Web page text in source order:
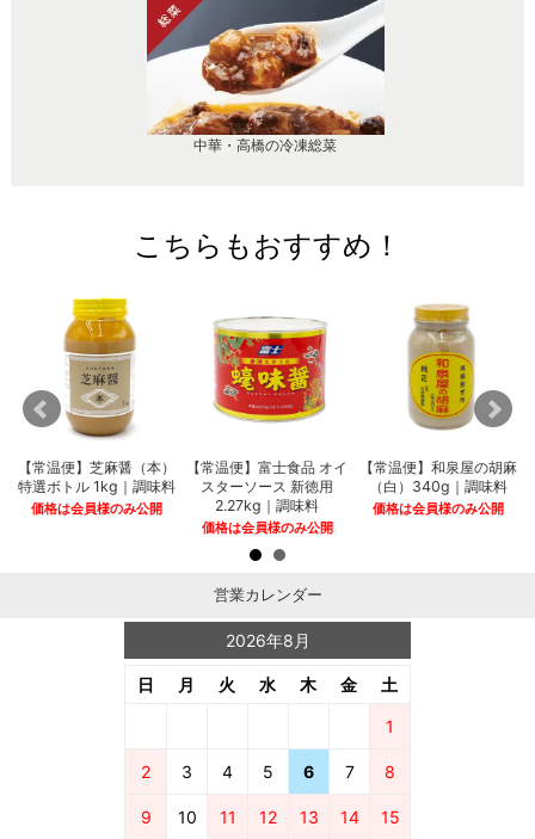
中華・高橋の冷凍総菜
こちらもおすすめ！
【常温便】芝麻醤（本）
特選ボトル 1kg｜調味料
価格は会員様のみ公開
【常温便】富士食品 オイ
スターソース 新徳用
2.27kg｜調味料
価格は会員様のみ公開
【常温便】和泉屋の胡麻
（白）340g｜調味料
価格は会員様のみ公開
営業カレンダー
2026年8月
日 月 火 水 木 金 土
1
2 3 4 5 6 7 8
9 10 11 12 13 14 15